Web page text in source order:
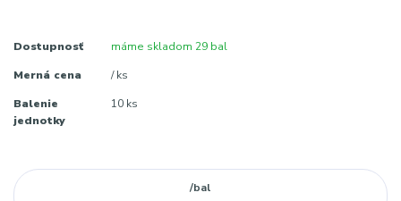
Dostupnosť máme skladom 29 bal
Merná cena / ks
Balenie
jednotky
10 ks
/bal